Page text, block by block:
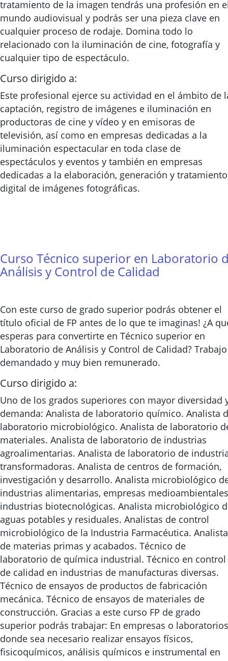
tratamiento de la imagen tendrás una profesión en
mundo audiovisual y podrás ser una pieza clave en
cualquier proceso de rodaje. Domina todo lo
relacionado con la iluminación de cine, fotografía y
cualquier tipo de espectáculo.
Curso dirigido a:
Este profesional ejerce su actividad en el ámbito de
captación, registro de imágenes e iluminación en
productoras de cine y vídeo y en emisoras de
televisión, así como en empresas dedicadas a la
iluminación espectacular en toda clase de
espectáculos y eventos y también en empresas
dedicadas a la elaboración, generación y tratamiento
digital de imágenes fotográficas.
Curso Técnico superior en Laboratorio
Análisis y Control de Calidad
Con este curso de grado superior podrás obtener el
título oficial de FP antes de lo que te imaginas! ¿A
esperas para convertirte en Técnico superior en
Laboratorio de Análisis y Control de Calidad? Trabajo
demandado y muy bien remunerado.
Curso dirigido a:
Uno de los grados superiores con mayor diversidad
demanda: Analista de laboratorio químico. Analista
laboratorio microbiológico. Analista de laboratorio
materiales. Analista de laboratorio de industrias
agroalimentarias. Analista de laboratorio de
transformadoras. Analista de centros de formación,
investigación y desarrollo. Analista microbiológico
industrias alimentarias, empresas
industrias biotecnológicas. Analista microbiológico
aguas potables y residuales. Analistas de control
microbiológico de la Industria Farmacéutica. Analista
de materias primas y acabados. Técnico de
laboratorio de química industrial. Técnico en control
de calidad en industrias de manufacturas diversas.
Técnico de ensayos de productos de fabricación
mecánica. Técnico de ensayos de materiales de
construcción. Gracias a este curso FP de grado
superior podrás trabajar: En empresas o laboratorios
donde sea necesario realizar ensayos físicos,
fisicoquímicos, análisis químicos e instrumental en